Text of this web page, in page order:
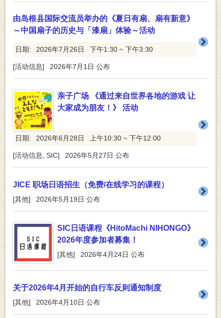
由岛根县国际交流员举办的《夏日有扇、扇有新意》
～中国扇子的历史与「漆扇」体验～活动
日期: 2026年7月26日 下午1:30 ~ 下午3:30
[活动信息] 2026年7月1日 公布
亲子广场 《通过来自世界各地的游戏 让
大家成为朋友！》 活动
日期: 2026年6月28日 上午10:30 ~ 下午12:00
[活动信息, SIC] 2026年5月27日 公布
JICE 职场日语招生（免费/在线学习的课程）
[其他] 2026年5月19日 公布
SIC日语课程《HitoMachi NIHONGO》
2026年度参加者募集！
[其他] 2026年4月24日 公布
关于2026年4月开始的自行车反则通知制度
[其他] 2026年4月10日 公布